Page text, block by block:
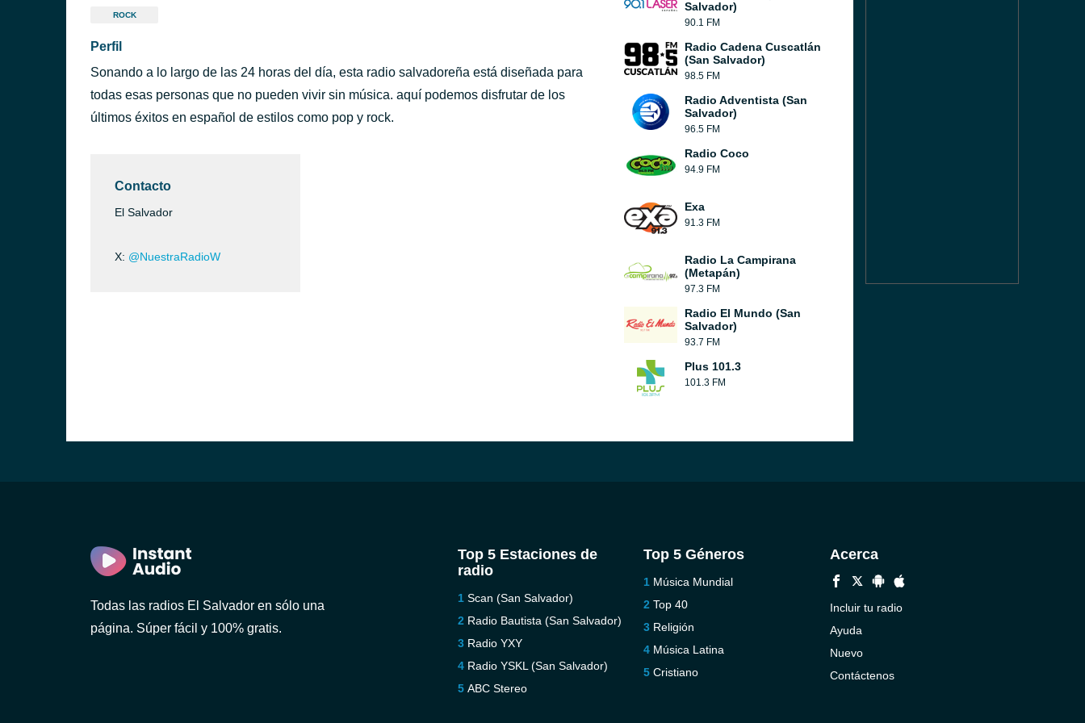
ROCK
Perfil
Sonando a lo largo de las 24 horas del día, esta radio salvadoreña está diseñada para
todas esas personas que no pueden vivir sin música. aquí podemos disfrutar de los
últimos éxitos en español de estilos como pop y rock.
Contacto
El Salvador
X: @NuestraRadioW
Salvador)
90.1 FM
Radio Cadena Cuscatlán
(San Salvador)
98.5 FM
Radio Adventista (San
Salvador)
96.5 FM
Radio Coco
94.9 FM
Exa
91.3 FM
Radio La Campirana
(Metapán)
97.3 FM
Radio El Mundo (San
Salvador)
93.7 FM
Plus 101.3
101.3 FM
Todas las radios El Salvador en sólo una
página. Súper fácil y 100% gratis.
Top 5 Estaciones de
radio
Scan (San Salvador)
Radio Bautista (San Salvador)
Radio YXY
Radio YSKL (San Salvador)
ABC Stereo
Top 5 Géneros
Música Mundial
Top 40
Religión
Música Latina
Cristiano
Acerca
Incluir tu radio
Ayuda
Nuevo
Contáctenos